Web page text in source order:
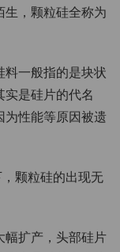
生，颗粒硅全称为
料一般指的是块状
实是硅片的代名
为性能等原因被遗
颗粒硅的出现无
幅扩产，头部硅片